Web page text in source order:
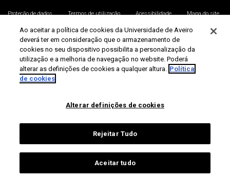
Proteção de dados Termos de utilização Acessibilidade
Mapa do site
Universidade de Aveiro 2026
Ao aceitar a política de cookies da Universidade de Aveiro
deverá ter em consideração que o armazenamento de
cookies no seu dispositivo possibilita a personalização da
utilização e a melhoria de navegação no website. Poderá
alterar as definições de cookies a qualquer altura. Política
de cookies
Alterar definições de cookies
Rejeitar Tudo
Aceitar tudo